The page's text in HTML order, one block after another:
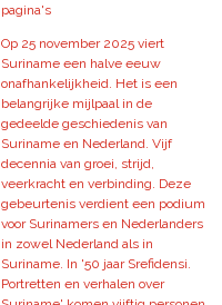
pagina's
Op 25 november 2025 viert
Suriname een halve eeuw
onafhankelijkheid. Het is een
belangrijke mijlpaal in de
gedeelde geschiedenis van
Suriname en Nederland. Vijf
decennia van groei, strijd,
veerkracht en verbinding. Deze
gebeurtenis verdient een podium
voor Surinamers en Nederlanders
in zowel Nederland als in
Suriname. In '50 jaar Srefidensi.
Portretten en verhalen over